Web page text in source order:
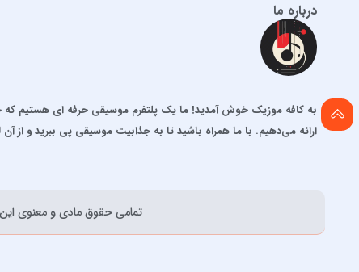
درباره ما
به کافه موزیک خوش آمدید! ما یک پلتفرم موسیقی حرفه ای هستیم که
ارائه می‌دهیم. با ما همراه باشید تا به جذابیت موسیقی پی ببرید و از آن
تمامی حقوق مادی و معنوی